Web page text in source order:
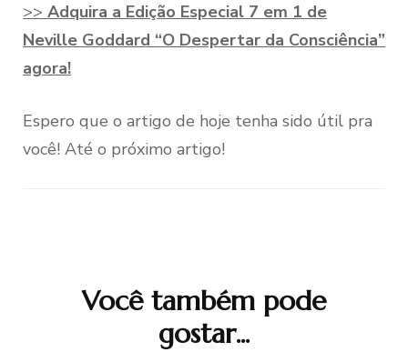
>> Adquira a Edição Especial 7 em 1 de
Neville Goddard “O Despertar da Consciência”
agora!
Espero que o artigo de hoje tenha sido útil pra
você! Até o próximo artigo!
NavegaçãoVocê também pode
gostar...